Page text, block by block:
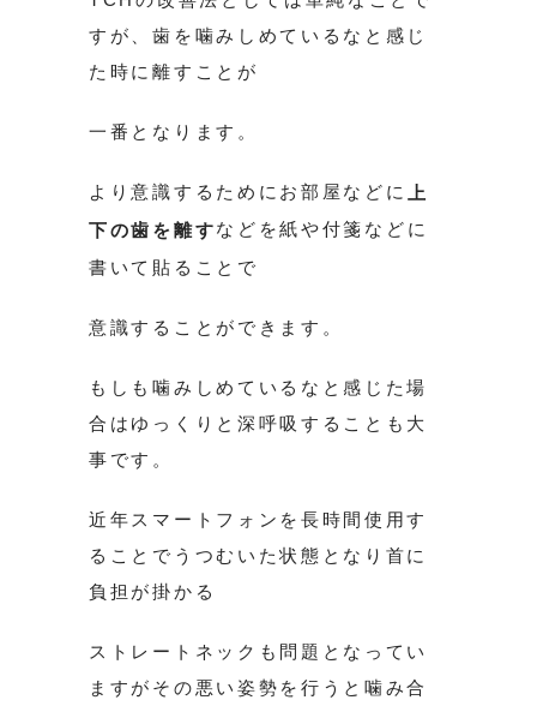
すが、歯を噛みしめているなと感じ
た時に離すことが
一番となります。
より意識するためにお部屋などに 上
下の歯を離すなどを紙や付箋などに
書いて貼ることで
意識することができます。
もしも噛みしめているなと感じた場
合はゆっくりと深呼吸することも大
事です。
近年スマートフォンを長時間使用す
ることでうつむいた状態となり首に
負担が掛かる
ストレートネックも問題となってい
ますがその悪い姿勢を行うと噛み合